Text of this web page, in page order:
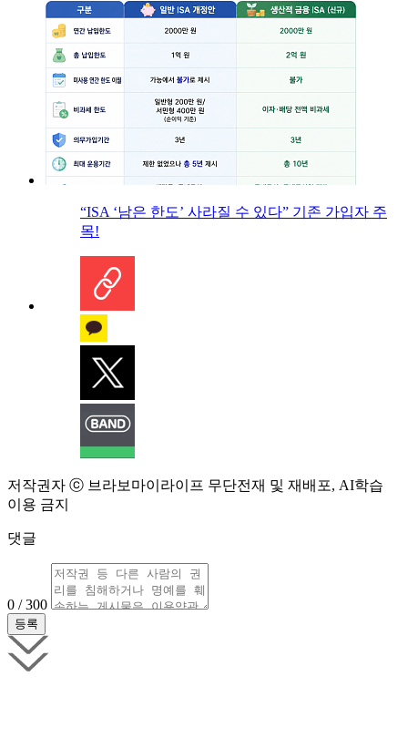
“ISA ‘남은 한도’ 사라질 수 있다” 기존 가입자 주
목!
저작권자 ⓒ 브라보마이라이프 무단전재 및 재배포, AI학습
이용 금지
댓글
0 / 300